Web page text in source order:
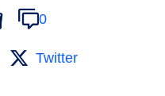
0
Twitter